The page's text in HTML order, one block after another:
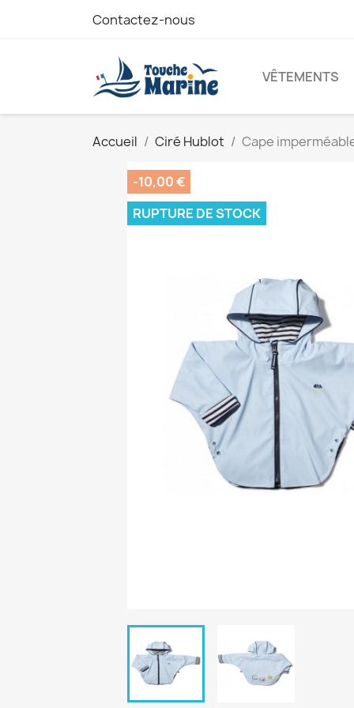
Contactez-nous
VÊTEMENTS
Accueil Ciré Hublot Cape
-10,00 €
RUPTURE DE STOCK